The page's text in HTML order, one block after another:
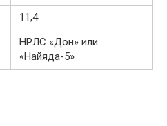
11,4
НРЛС «Дон» или
«Найяда-5»